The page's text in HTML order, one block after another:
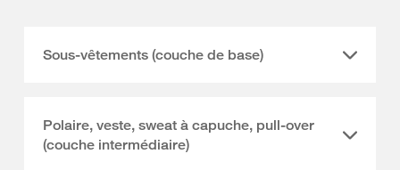
Sous-vêtements (couche de base)
Polaire, veste, sweat à capuche, pull-over
(couche intermédiaire)